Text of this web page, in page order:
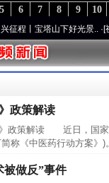
10
9
8
7
6
5
宝塔山下好光景..·[视频]因
政策解读
政策解读 近日，国家
称《中医药行动方案》
被做反”事件